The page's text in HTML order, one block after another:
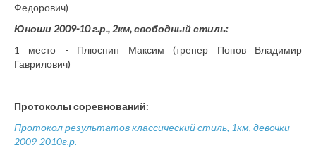
Федорович)
Юноши 2009-10 г.р., 2км, свободный стиль:
1 место - Плюснин Максим (тренер Попов Владимир
Гаврилович)
Протоколы соревнований:
Протокол результатов классический стиль, 1км, девочки
2009-2010г.р.